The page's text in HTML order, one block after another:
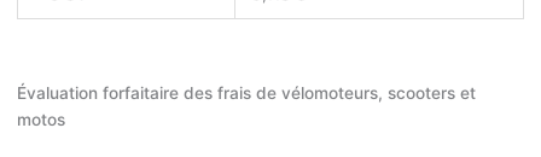
Évaluation forfaitaire des frais de vélomoteurs, scooters et
motos